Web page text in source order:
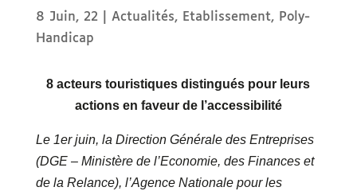
8 Juin, 22| Actualités, Etablissement, Poly-
Handicap
8 acteurs touristiques distingués pour leurs
actions en faveur de l’accessibilité
Le 1er juin, la Direction Générale des Entreprises
(DGE – Ministère de l’Economie, des Finances et
de la Relance), l’Agence Nationale pour les